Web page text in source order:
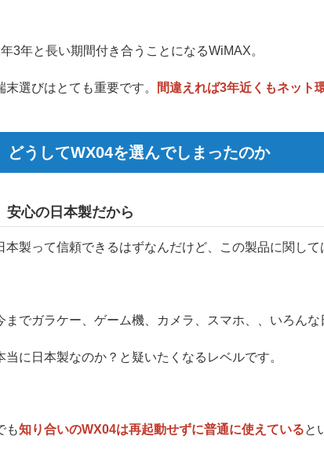
3年と長い期間付き合うことになるWiMAX。
末選びはとても重要です。 間違えれば3年近くもネット
どうしてWX04を選んでしまったのか
安心の日本製だから
本製って信頼できるはずなんだけど、この製品に関して
までガラケー、ゲーム機、カメラ、スマホ、、いろん
当に日本製なのか？と疑いたくなるレベルです。
も知り合いのWX04は再起動せずに普通に使えていると